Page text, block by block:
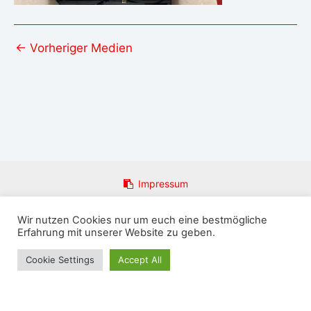
← Vorheriger Medien
Impressum
Login
Email an Admin
Presseanfragen
Wir nutzen Cookies nur um euch eine bestmögliche
Erfahrung mit unserer Website zu geben.
Cookie Settings Accept All